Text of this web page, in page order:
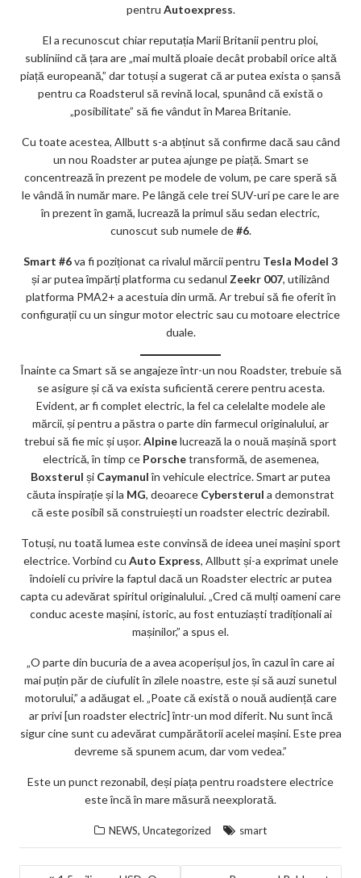
pentru Autoexpress.
El a recunoscut chiar reputația Marii Britanii pentru ploi,
subliniind că țara are „mai multă ploaie decât probabil orice altă
piață europeană,” dar totuși a sugerat că ar putea exista o șansă
pentru ca Roadsterul să revină local, spunând că există o
„posibilitate” să fie vândut în Marea Britanie.
Cu toate acestea, Allbutt s-a abținut să confirme dacă sau când
un nou Roadster ar putea ajunge pe piață. Smart se
concentrează în prezent pe modele de volum, pe care speră să
le vândă în număr mare. Pe lângă cele trei SUV-uri pe care le are
în prezent în gamă, lucrează la primul său sedan electric,
cunoscut sub numele de#6.
Smart #6va fi poziționat ca rivalul mărcii pentru Tesla Model 3
și ar putea împărți platforma cu sedanul Zeekr 007, utilizând
platforma PMA2+ a acestuia din urmă. Ar trebui să fie oferit în
configurații cu un singur motor electric sau cu motoare electrice
duale.
Înainte ca Smart să se angajeze într-un nou Roadster, trebuie să
se asigure și că va exista suficientă cerere pentru acesta.
Evident, ar fi complet electric, la fel ca celelalte modele ale
mărcii, și pentru a păstra o parte din farmecul originalului, ar
trebui să fie mic și ușor.Alpinelucrează la o nouă mașină sport
electrică, în timp ce Porschetransformă, de asemenea,
Boxsterul și Caymanulîn vehicule electrice. Smart ar putea
căuta inspirație și la MG, deoarece Cybersterul a demonstrat
că este posibil să construiești un roadster electric dezirabil.
Totuși, nu toată lumea este convinsă de ideea unei mașini sport
electrice. Vorbind cu Auto Express, Allbutt și-a exprimat unele
îndoieli cu privire la faptul dacă un Roadster electric ar putea
capta cu adevărat spiritul originalului. „Cred că mulți oameni care
conduc aceste mașini, istoric, au fost entuziaști tradiționali ai
mașinilor,” a spus el.
„O parte din bucuria de a avea acoperișul jos, în cazul în care ai
mai puțin păr de ciufulit în zilele noastre, este și să auzi sunetul
motorului,” a adăugat el. „Poate că există o nouă audiență care
ar privi [un roadster electric] într-un mod diferit. Nu sunt încă
sigur cine sunt cu adevărat cumpărătorii acelei mașini. Este prea
devreme să spunem acum, dar vom vedea.”
Este un punct rezonabil, deși piața pentru roadstere electrice
este încă în mare măsură neexplorată.
NEWS, Uncategorized smart